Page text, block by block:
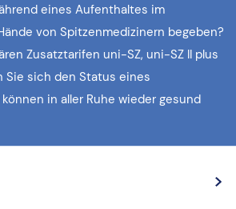
eines Aufenthaltes im
von Spitzenmedizinern begeben?
Zusatztarifen uni-SZ, uni-SZ II plus
Sie sich den Status eines
in aller Ruhe wieder gesund